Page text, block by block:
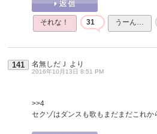
それな！ 31 うーん…
141 名無しだＪ より
2016年10月13日 8:51 PM
>>4
セクゾはダンスも歌もまだまだこれか